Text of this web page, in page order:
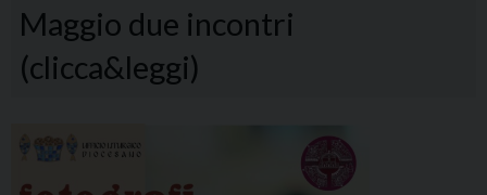
Maggio due incontri
(clicca&leggi)